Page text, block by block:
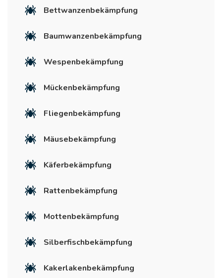
Bettwanzenbekämpfung
Baumwanzenbekämpfung
Wespenbekämpfung
Mückenbekämpfung
Fliegenbekämpfung
Mäusebekämpfung
Käferbekämpfung
Rattenbekämpfung
Mottenbekämpfung
Silberfischbekämpfung
Kakerlakenbekämpfung